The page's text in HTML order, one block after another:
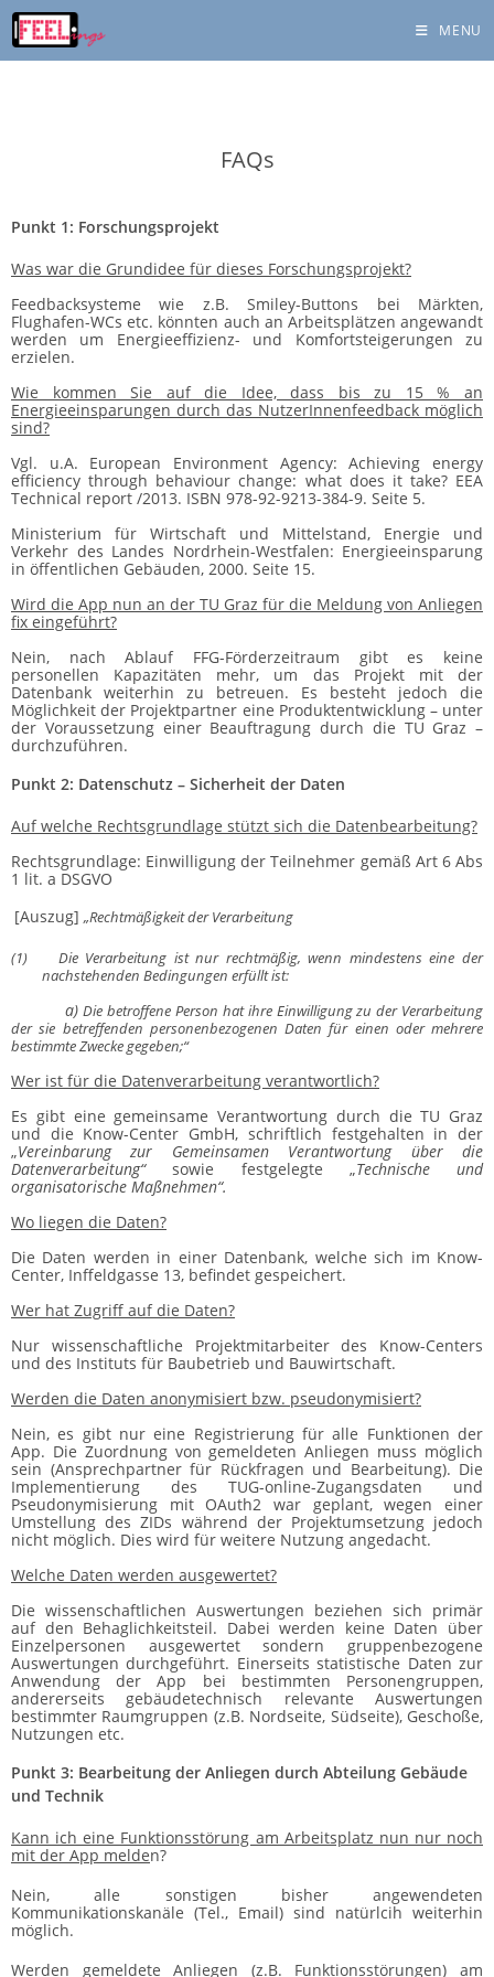
MENU
FAQs
Punkt 1: Forschungsprojekt
Was war die Grundidee für dieses Forschungsprojekt?
Feedbacksysteme wie z.B. Smiley-Buttons bei Märkten,
Flughafen-WCs etc. könnten auch an Arbeitsplätzen angewandt
werden um Energieeffizienz- und Komfortsteigerungen zu
erzielen.
Wie kommen Sie auf die Idee, dass bis zu 15 % an
Energieeinsparungen durch das NutzerInnenfeedback möglich
sind?
Vgl. u.A. European Environment Agency: Achieving energy
efficiency through behaviour change: what does it take? EEA
Technical report /2013. ISBN 978-92-9213-384-9. Seite 5.
Ministerium für Wirtschaft und Mittelstand, Energie und
Verkehr des Landes Nordrhein-Westfalen: Energieeinsparung
in öffentlichen Gebäuden, 2000. Seite 15.
Wird die App nun an der TU Graz für die Meldung von Anliegen
fix eingeführt?
Nein, nach Ablauf FFG-Förderzeitraum gibt es keine
personellen Kapazitäten mehr, um das Projekt mit der
Datenbank weiterhin zu betreuen. Es besteht jedoch die
Möglichkeit der Projektpartner eine Produktentwicklung – unter
der Voraussetzung einer Beauftragung durch die TU Graz –
durchzuführen.
Punkt 2: Datenschutz – Sicherheit der Daten
Auf welche Rechtsgrundlage stützt sich die Datenbearbeitung?
Rechtsgrundlage: Einwilligung der Teilnehmer gemäß Art 6 Abs
1 lit. a DSGVO
[Auszug] „Rechtmäßigkeit der Verarbeitung
(1)
Die Verarbeitung ist nur rechtmäßig, wenn mindestens eine der
nachstehenden Bedingungen erfüllt ist:
Die betroffene Person hat ihre Einwilligung zu der Verarbeitung
der sie betreffenden personenbezogenen Daten für einen oder mehrere
bestimmte Zwecke gegeben;“
Wer ist für die Datenverarbeitung verantwortlich?
Es gibt eine gemeinsame Verantwortung durch die TU Graz
und die Know-Center GmbH, schriftlich festgehalten in der
„Vereinbarung zur Gemeinsamen Verantwortung über die
Datenverarbeitung“sowie festgelegte „Technische und
organisatorische Maßnehmen“.
Wo liegen die Daten?
Die Daten werden in einer Datenbank, welche sich im Know-
Center, Inffeldgasse 13, befindet gespeichert.
Wer hat Zugriff auf die Daten?
Nur wissenschaftliche Projektmitarbeiter des Know-Centers
und des Instituts für Baubetrieb und Bauwirtschaft.
Werden die Daten anonymisiert bzw. pseudonymisiert?
Nein, es gibt nur eine Registrierung für alle Funktionen der
App. Die Zuordnung von gemeldeten Anliegen muss möglich
sein (Ansprechpartner für Rückfragen und Bearbeitung). Die
Implementierung des TUG-online-Zugangsdaten und
Pseudonymisierung mit OAuth2 war geplant, wegen einer
Umstellung des ZIDs während der Projektumsetzung jedoch
nicht möglich. Dies wird für weitere Nutzung angedacht.
Welche Daten werden ausgewertet?
Die wissen­schaftlichen Auswertungen beziehen sich primär
auf den Behaglichkeitsteil. Dabei werden keine Daten über
Einzelpersonen ausgewertet sondern gruppenbezogene
Auswertungen durchgeführt. Einerseits statistische Daten zur
Anwendung der App bei bestimmten Personengruppen,
andererseits gebäudetechnisch relevante Auswertungen
bestimmter Raumgruppen (z.B. Nordseite, Südseite), Geschoße,
Nutzungen etc.
Punkt 3: Bearbeitung der Anliegen durch Abteilung Gebäude
und Technik
Kann ich eine Funktionsstörung am Arbeitsplatz nun nur noch
mit der App melden?
Nein, alle sonstigen bisher angewendeten
Kommunikationskanäle (Tel., Email) sind natürlcih weiterhin
möglich.
Werden gemeldete Anliegen (z.B. Funktionsstörungen) am